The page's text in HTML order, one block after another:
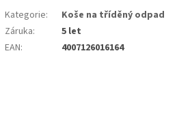
Kategorie:
Koše na tříděný odpad
Záruka:
5 let
EAN: 4007126016164